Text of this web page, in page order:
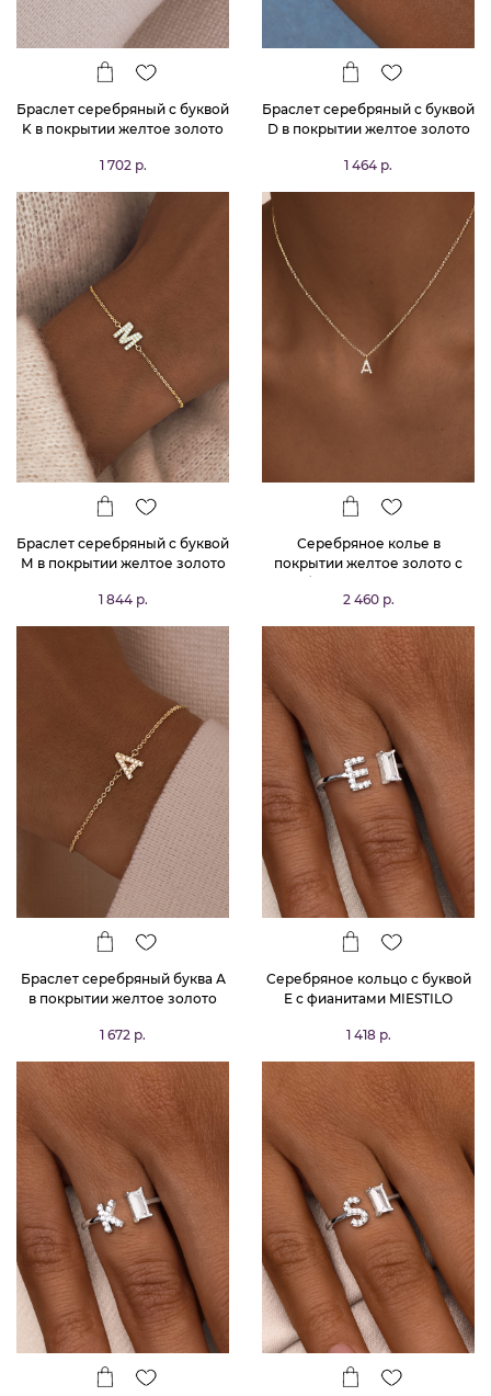
Браслет серебряный с буквой
K в покрытии желтое золото
1 702 р.
Браслет серебряный с буквой
D в покрытии желтое золото
1 464 р.
Браслет серебряный с буквой
М в покрытии желтое золото
1 844 р.
Серебряное колье в
покрытии желтое золото с
2 460 р.
Браслет серебряный буква А
в покрытии желтое золото
1 672 р.
Серебряное кольцо с буквой
E с фианитами MIESTILO
1 418 р.